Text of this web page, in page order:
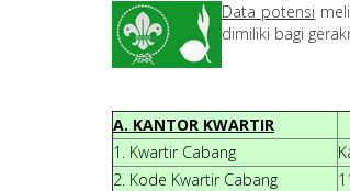
Data potensi
dimiliki bagi
A. KANTOR KWARTIR
1. Kwartir Cabang
2. Kode Kwartir Cabang